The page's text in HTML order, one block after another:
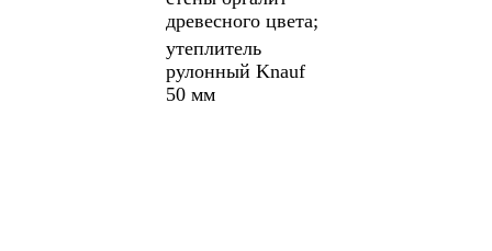
древесного цвета;
утеплитель
рулонный Knauf
50 мм